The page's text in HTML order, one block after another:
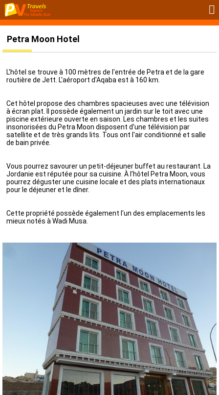
Petra Moon Hotel
L'hôtel se trouve à 100 mètres de l'entrée de Petra et de la gare
routière de Jett. L'aéroport d'Aqaba est à 160 km.
Cet hôtel propose des chambres spacieuses avec une télévision
à écran plat. Il possède également un jardin sur le toit avec une
piscine extérieure ouverte en saison. Les chambres et les suites
insonorisées du Petra Moon disposent d'une télévision par
satellite et de très grands lits. Tous ont l'air conditionné et salle
de bain privée.
Vous pourrez savourer un petit-déjeuner buffet au restaurant. La
Jordanie est réputée pour sa cuisine. À l’hôtel Petra Moon, vous
pourrez déguster une cuisine locale et des plats internationaux
pour le déjeuner et le dîner.
Cette propriété possède également l'un des emplacements les
mieux notés à Wadi Musa.